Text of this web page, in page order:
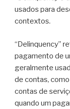
usados para
contextos.
“Delinquency”
pagamento de
geralmente
de contas,
contas de
quando um